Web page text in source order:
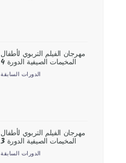
مهرجان الفيلم التربوي لأطفال
المخيمات الصيفية الدورة 4
الدورات السابقة
مهرجان الفيلم التربوي لأطفال
المخيمات الصيفية الدورة 3
الدورات السابقة